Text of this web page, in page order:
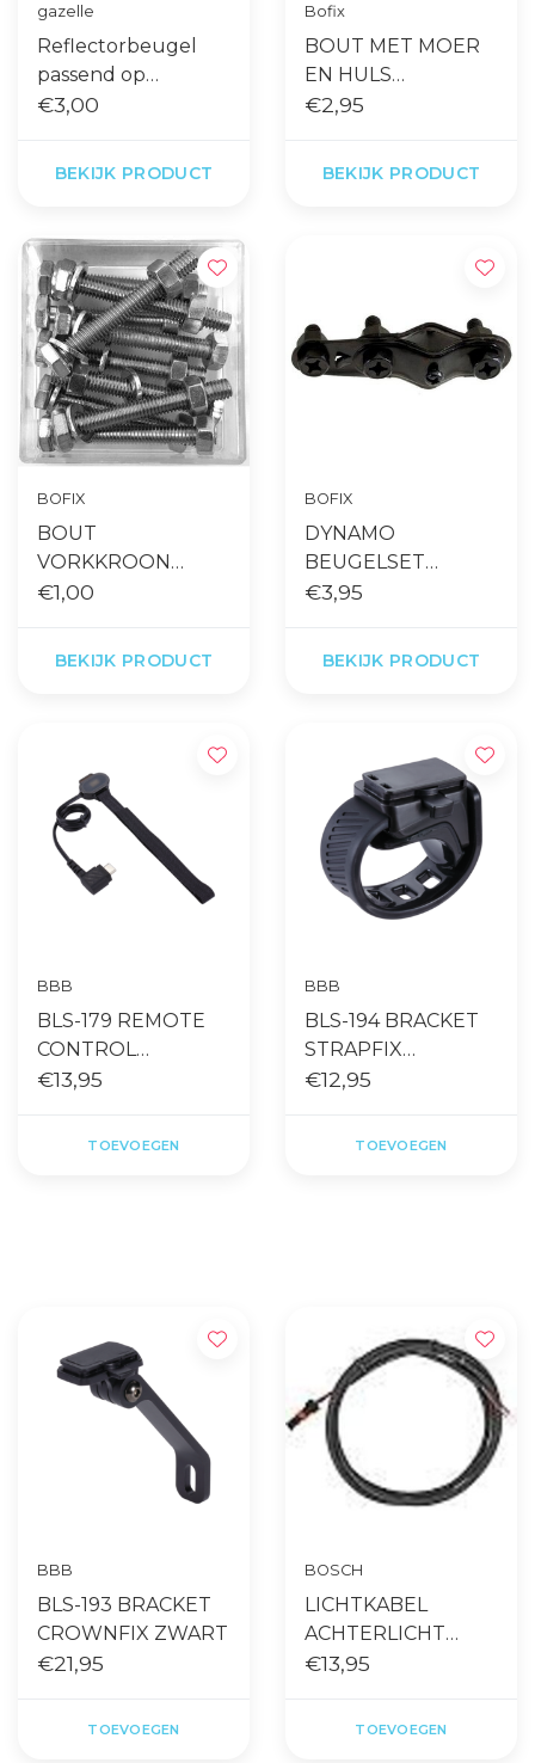
gazelle
Reflectorbeugel
passend op
originele
€3,00
BEKIJK PRODUCT
Bofix
BOUT MET MOER
EN HULS
KOPLAMPBEVESTI
€2,95
BEKIJK PRODUCT
BOFIX
BOUT
VORKKROON
M6X45 PER STUK
€1,00
BEKIJK PRODUCT
BOFIX
DYNAMO
BEUGELSET
VOORVORK
€3,95
BEKIJK PRODUCT
BBB
BLS-179 REMOTE
CONTROL
STRIKEDUO USB-C
€13,95
TOEVOEGEN
BBB
BLS-194 BRACKET
STRAPFIX
STRIKEDUO UNI
€12,95
TOEVOEGEN
BBB
BLS-193 BRACKET
CROWNFIX ZWART
€21,95
TOEVOEGEN
BOSCH
LICHTKABEL
ACHTERLICHT
BOSCH bes2
€13,95
TOEVOEGEN